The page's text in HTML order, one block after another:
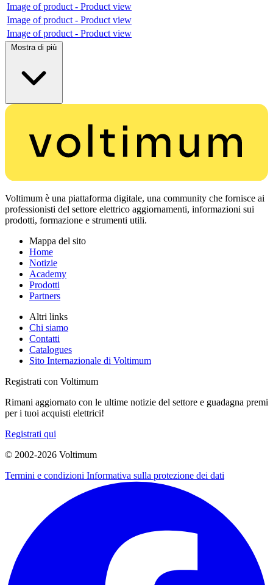
Image of product - Product view
Image of product - Product view
Image of product - Product view
Mostra di più
Voltimum è una piattaforma digitale, una community che fornisce ai
professionisti del settore elettrico aggiornamenti, informazioni sui
prodotti, formazione e strumenti utili.
Mappa del sito
Home
Notizie
Academy
Prodotti
Partners
Altri links
Chi siamo
Contatti
Catalogues
Sito Internazionale di Voltimum
Registrati con Voltimum
Rimani aggiornato con le ultime notizie del settore e guadagna premi
per i tuoi acquisti elettrici!
Registrati qui
© 2002-2026 Voltimum
Termini e condizioni Informativa sulla protezione dei dati